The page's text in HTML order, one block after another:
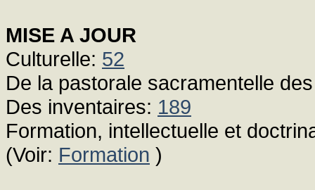
MISE A JOUR
Culturelle: 52
De la pastorale sacramentelle
Des inventaires: 189
Formation, intellectuelle et
(Voir: Formation )